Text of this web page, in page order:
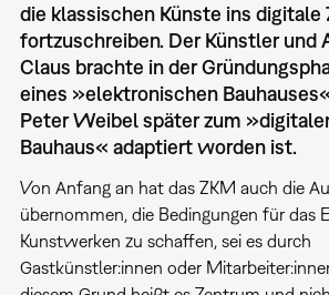
die klassischen Künste ins digitale
fortzuschreiben. Der Künstler und
Claus brachte in der
eines »elektronischen Bauhauses
Peter Weibel später zum »
Bauhaus« adaptiert worden ist.
Von Anfang an hat das ZKM auch die
übernommen, die Bedingungen für das
Kunstwerken zu schaffen, sei es durch
Gastkünstler:innen oder